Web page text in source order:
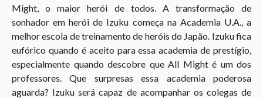
Might, o maior herói de todos. A transformação de
sonhador em herói de Izuku começa na Academia U.A., a
melhor escola de treinamento de heróis do Japão. Izuku fica
eufórico quando é aceito para essa academia de prestígio,
especialmente quando descobre que All Might é um dos
professores. Que surpresas essa academia poderosa
aguarda? Izuku será capaz de acompanhar os colegas de